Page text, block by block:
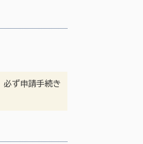
ず申請手続き